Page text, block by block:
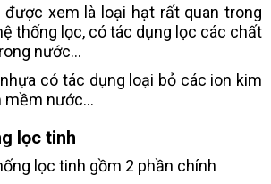
được xem là loại hạt rất quan trong
thống lọc, có tác dụng lọc các chất
nước...
có tác dụng loại bỏ các ion kim
mềm nước...
lọc tinh
lọc tinh gồm 2 phần chính